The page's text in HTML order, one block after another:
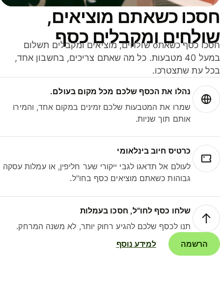
כשאתם מוציאים,
ומקבלים כסף
חסכו כסף כשאתo שולחים, מוציאים ומקבלים תשלום
במעל 40 מטבעות. כל מה שאתם צריכים, בחשבון אחד,
עת שתצטרכו.
נהלו את הכסף שלכם מכל מקום בעולם.
שמרו את המטבעות שלכם זמינים במקום אחד, והמירו
אותם תוך שניות.
כרטיס חיוב בינלאומי
לעולם אל תדאגו לגבי ייקורי שער חליפין, או עמלות עסקה
גבוהות כשאתם מוציאים כסף בחו"ל.
שלחו כסף לחו"ל, חסכו בעמלות
תנו לכסף שלכם להגיע רחוק יותר, לא משנה המרחק.
הרשמה
למידע נוסף